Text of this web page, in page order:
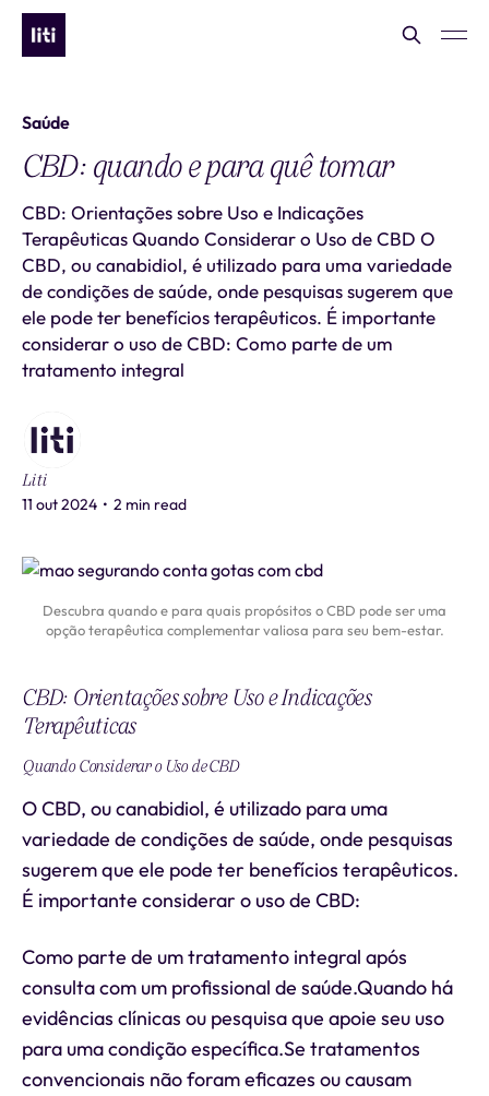
Saúde
CBD: quando e para quê tomar
CBD: Orientações sobre Uso e Indicações
Terapêuticas Quando Considerar o Uso de CBD O
CBD, ou canabidiol, é utilizado para uma variedade
de condições de saúde, onde pesquisas sugerem que
ele pode ter benefícios terapêuticos. É importante
considerar o uso de CBD: Como parte de um
tratamento integral
Liti
11 out 2024 • 2 min read
Descubra quando e para quais propósitos o CBD pode ser uma
opção terapêutica complementar valiosa para seu bem-estar.
CBD: Orientações sobre Uso e Indicações
Terapêuticas
Quando Considerar o Uso de CBD
O CBD, ou canabidiol, é utilizado para uma
variedade de condições de saúde, onde pesquisas
sugerem que ele pode ter benefícios terapêuticos.
É importante considerar o uso de CBD:
Como parte de um tratamento integral após
consulta com um profissional de saúde.Quando há
evidências clínicas ou pesquisa que apoie seu uso
para uma condição específica.Se tratamentos
convencionais não foram eficazes ou causam